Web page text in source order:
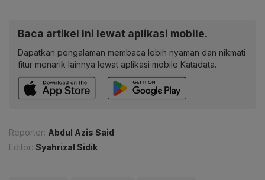
Baca artikel ini lewat aplikasi mobile.
Dapatkan pengalaman membaca lebih nyaman dan nikmati
fitur menarik lainnya lewat aplikasi mobile Katadata.
Reporter: Abdul Azis Said
Editor: Syahrizal Sidik